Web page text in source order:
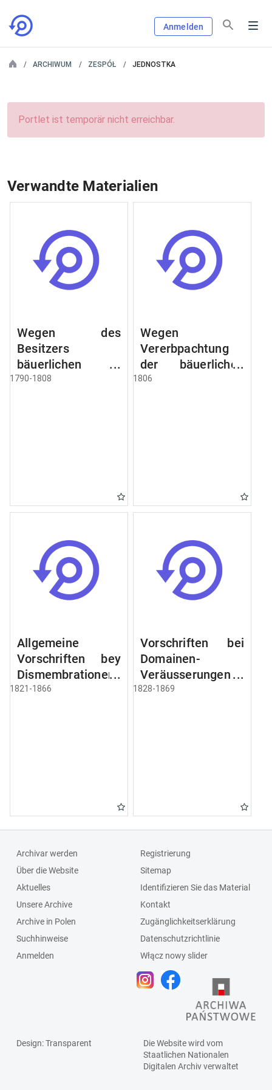
Anmelden
ARCHIWUM ZESPÓŁ JEDNOSTKA
Portlet ist temporär nicht erreichbar.
Verwandte Materialien
Wegen des
Besitzers
bäuerlichen
Grundstücke, den
1790-1808
Wegen
Vererbpachtung
der bäuerlichen
Grundstücke und
1806
Allgemeine
Vorschriften bey
Dismembrationen
Domainen-
1821-1866
Vorschriften bei
Domainen-
Veräusserungen
und
1828-1869
Archivar werden
Über die Website
Aktuelles
Unsere Archive
Archive in Polen
Suchhinweise
Anmelden
Registrierung
Sitemap
Identifizieren Sie das Material
Kontakt
Zugänglichkeitserklärung
Datenschutzrichtlinie
Włącz nowy slider
Design: Transparent
Die Website wird vom
Staatlichen Nationalen
Digitalen Archivverwaltet